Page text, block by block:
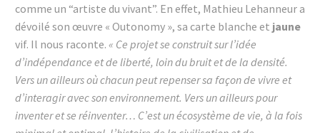
comme un “artiste du vivant”. En effet, Mathieu Lehanneur a
dévoilé son œuvre « Outonomy », sa carte blanche et jaune
vif. Il nous raconte. « Ce projet se construit sur l’idée
d’indépendance et de liberté, loin du bruit et de la densité.
Vers un ailleurs où chacun peut repenser sa façon de vivre et
d’interagir avec son environnement. Vers un ailleurs pour
inventer et se réinventer… C’est un écosystème de vie, à la fois